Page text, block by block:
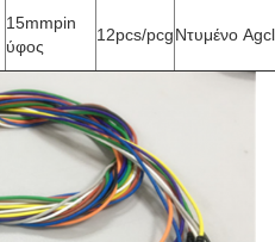
15mmpin
ύφος
12pcs/pcgΝτυμένο Agcl